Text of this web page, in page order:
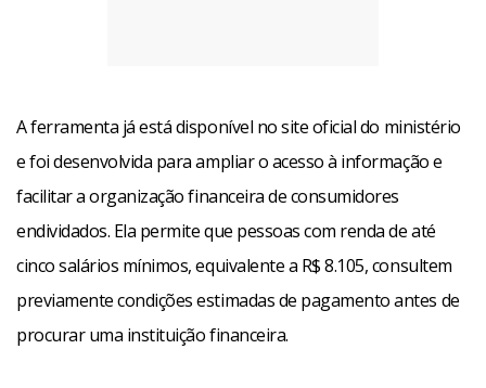
A ferramenta já está disponível no site oficial do ministério
e foi desenvolvida para ampliar o acesso à informação e
facilitar a organização financeira de consumidores
endividados. Ela permite que pessoas com renda de até
cinco salários mínimos, equivalente a R$ 8.105, consultem
previamente condições estimadas de pagamento antes de
procurar uma instituição financeira.